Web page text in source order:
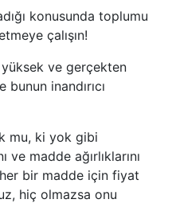
konusunda toplumu
çalışın!
yüksek ve gerçekten
inandırıcı
mu, ki yok gibi
ve madde ağırlıklarını
bir madde için fiyat
hiç olmazsa onu